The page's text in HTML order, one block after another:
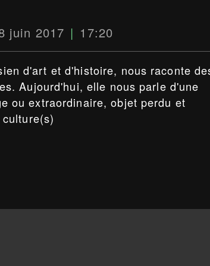
juin 2017 17:20
d'art et d'histoire, nous raconte
Aujourd'hui, elle nous parle d'une
ou extraordinaire, objet perdu et